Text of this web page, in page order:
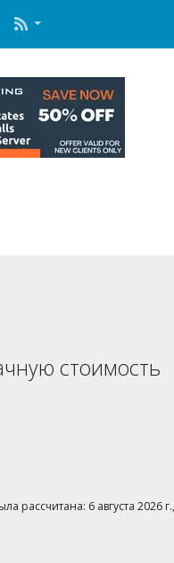
стоимость
рассчитана: 6 августа 2026